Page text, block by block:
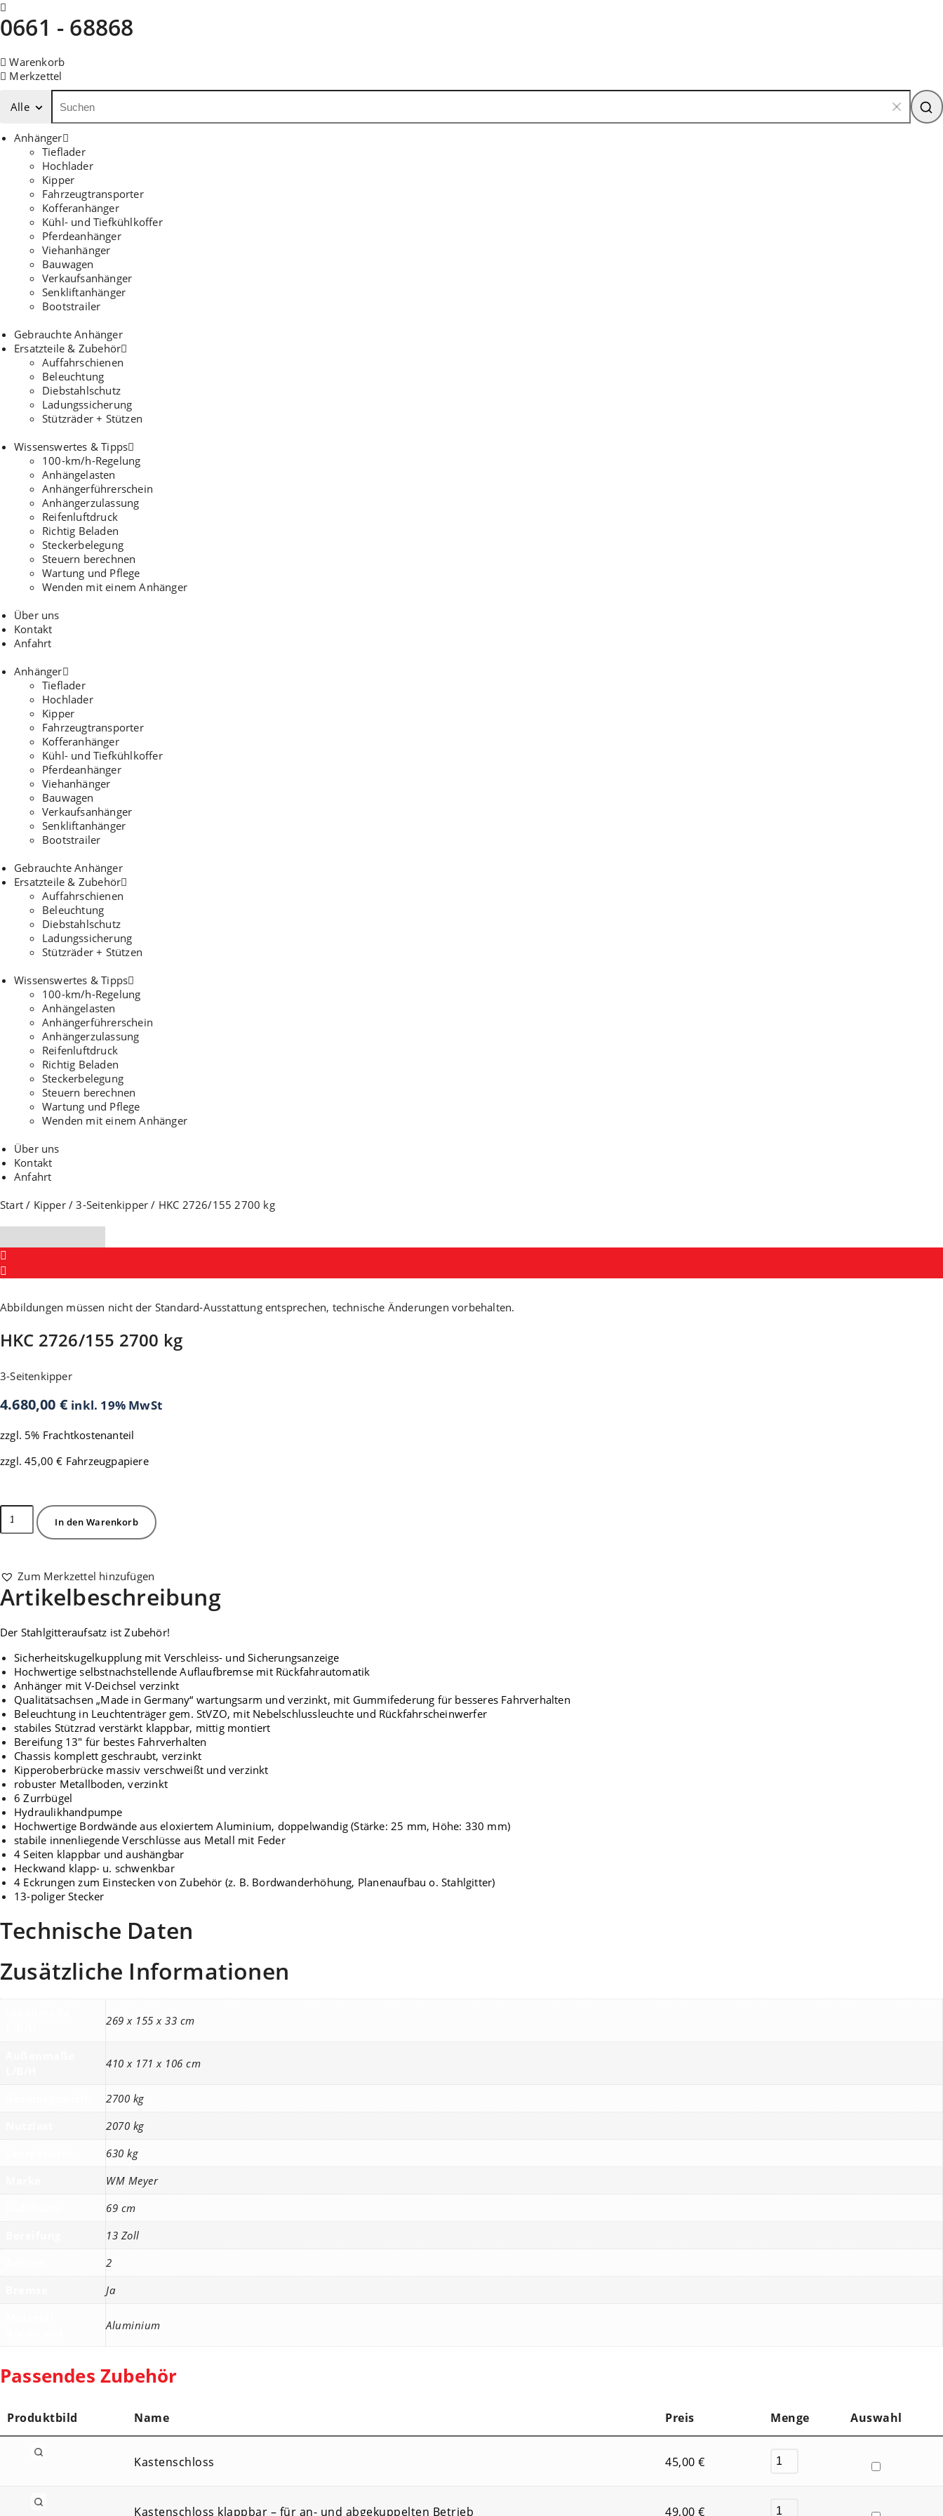
0661 - 68868
Warenkorb
Merkzettel
Alle
Anhänger
Tieflader
Hochlader
Kipper
Fahrzeugtransporter
Kofferanhänger
Kühl- und Tiefkühlkoffer
Pferdeanhänger
Viehanhänger
Bauwagen
Verkaufsanhänger
Senkliftanhänger
Bootstrailer
Gebrauchte Anhänger
Ersatzteile & Zubehör
Auffahrschienen
Beleuchtung
Diebstahlschutz
Ladungssicherung
Stützräder + Stützen
Wissenswertes & Tipps
100-km/h-Regelung
Anhängelasten
Anhängerführerschein
Anhängerzulassung
Reifenluftdruck
Richtig Beladen
Steckerbelegung
Steuern berechnen
Wartung und Pflege
Wenden mit einem Anhänger
Über uns
Kontakt
Anfahrt
Anhänger
Tieflader
Hochlader
Kipper
Fahrzeugtransporter
Kofferanhänger
Kühl- und Tiefkühlkoffer
Pferdeanhänger
Viehanhänger
Bauwagen
Verkaufsanhänger
Senkliftanhänger
Bootstrailer
Gebrauchte Anhänger
Ersatzteile & Zubehör
Auffahrschienen
Beleuchtung
Diebstahlschutz
Ladungssicherung
Stützräder + Stützen
Wissenswertes & Tipps
100-km/h-Regelung
Anhängelasten
Anhängerführerschein
Anhängerzulassung
Reifenluftdruck
Richtig Beladen
Steckerbelegung
Steuern berechnen
Wartung und Pflege
Wenden mit einem Anhänger
Über uns
Kontakt
Anfahrt
Start / Kipper/3-Seitenkipper / HKC 2726/155 2700 kg
Abbildungen müssen nicht der Standard-Ausstattung entsprechen, technische Änderungen vorbehalten.
HKC 2726/155 2700 kg
3-Seitenkipper
4.680,00 € inkl. 19% MwSt
zzgl. 5% Frachtkostenanteil
zzgl. 45,00 € Fahrzeugpapiere
HKC
2726/155
In den Warenkorb
Zum Merkzettel hinzufügen
Artikelbeschreibung
Der Stahlgitteraufsatz ist Zubehör!
Sicherheitskugelkupplung mit Verschleiss- und Sicherungsanzeige
Hochwertige selbstnachstellende Auflaufbremse mit Rückfahrautomatik
Anhänger mit V-Deichsel verzinkt
Qualitätsachsen „Made in Germany“ wartungsarm und verzinkt, mit Gummifederung für besseres Fahrverhalten
Beleuchtung in Leuchtenträger gem. StVZO, mit Nebelschlussleuchte und Rückfahrscheinwerfer
stabiles Stützrad verstärkt klappbar, mittig montiert
Bereifung 13″ für bestes Fahrverhalten
Chassis komplett geschraubt, verzinkt
Kipperoberbrücke massiv verschweißt und verzinkt
robuster Metallboden, verzinkt
6 Zurrbügel
Hydraulikhandpumpe
Hochwertige Bordwände aus eloxiertem Aluminium, doppelwandig (Stärke: 25 mm, Höhe: 330 mm)
stabile innenliegende Verschlüsse aus Metall mit Feder
4 Seiten klappbar und aushängbar
Heckwand klapp- u. schwenkbar
4 Eckrungen zum Einstecken von Zubehör (z. B. Bordwanderhöhung, Planenaufbau o. Stahlgitter)
13-poliger Stecker
Technische Daten
Zusätzliche Informationen
269 x 155 x 33 cm
410 x 171 x 106 cm
2700 kg
2070 kg
630 kg
WM Meyer
69 cm
13 Zoll
2
Ja
Aluminium
Passendes Zubehör
Produktbild Name Preis Menge Auswahl
Kastenschloss 45,00 €
Kastenschloss klappbar – für an- und abgekuppelten Betrieb 49,00 €